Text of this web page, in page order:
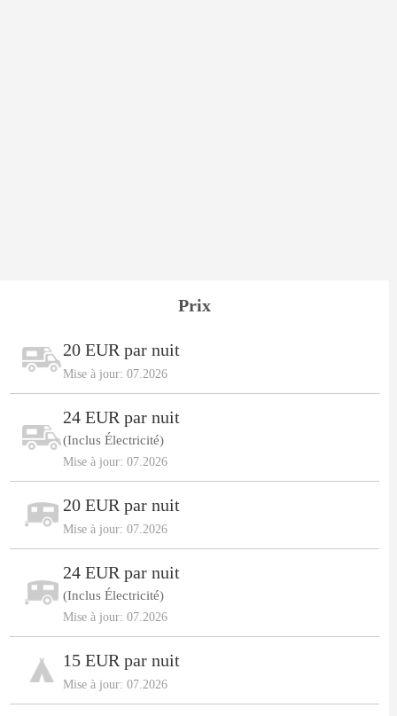
Prix
20 EUR par nuit
Mise à jour: 07.2026
24 EUR par nuit
(Inclus Électricité)
Mise à jour: 07.2026
20 EUR par nuit
Mise à jour: 07.2026
24 EUR par nuit
(Inclus Électricité)
Mise à jour: 07.2026
15 EUR par nuit
Mise à jour: 07.2026